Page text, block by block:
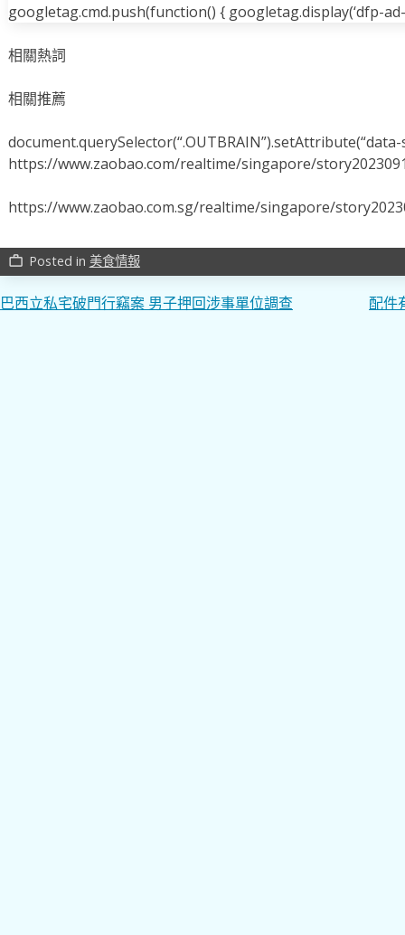
googletag.cmd.push(function() { googletag.display(‘dfp-ad-
相關熱詞
相關推薦
document.querySelector(“.OUTBRAIN”).setAttribute(“data-
https://www.zaobao.com/realtime/singapore/
https://www.zaobao.com.sg/realtime/singapore/
work_outline Posted in 美食情報
文
巴西立私宅破門行竊案 男子押回涉事單位調查 配件